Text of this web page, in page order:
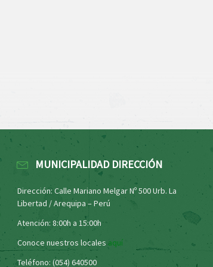
MUNICIPALIDAD DIRECCIÓN
Dirección: Calle Mariano Melgar Nº 500 Urb. La
Libertad / Arequipa – Perú
Atención: 8:00h a 15:00h
Conoce nuestros locales aquí
Teléfono: (054) 640500